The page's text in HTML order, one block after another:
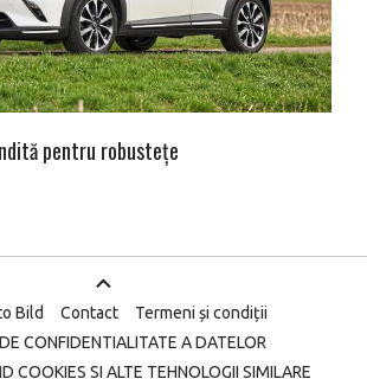
pentru robustețe
Bild Contact
Termeni și condiții
CONFIDENTIALITATE A DATELOR
COOKIES SI ALTE TEHNOLOGII SIMILARE